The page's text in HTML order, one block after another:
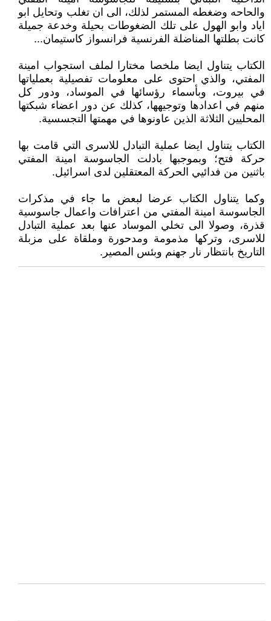
والحاحه وضغطه المستمر لذلك، الى ان تغلب وتحايل ابو
اياد وابو الهول على تلك الضغوطات بحيلة وخدعة جميلة
كانت بطلتها المناضلة الفرنسية فرانسواز كاستيمان...
الكتاب يتناول ايضا ملخصا مختارا لملف استجواب امينة
المفتي، والذي احتوى على معلومات تفصيلية بعملياتها
في بيروت، وبأسماء رؤسائها في الموساد، ودور كل
منهم في اعدادها وتوجيهها، كذلك عن دور اعضاء شبكتها
المحليين الثلاثة الذين عاونوها في مهمتها التجسسية.
الكتاب يتناول ايضا عملية التبادل للاسرى التي قامت بها
حركة فتح؛ وبموجبها بادلت الجاسوسة امينة المفتي
باثنين من فدائيي الحركة المعتقلين لدى اسرائيل.
وكما يتناول الكتاب عرضا لبعض ما جاء في مذكرات
الجاسوسة امينة المفتي من اعترافات واعمال جاسوسية
قذرة، وصولا الى تخلي الموساد عنها بعد عملية التبادل
للاسرى، وتركها مذمومة ومدحورة وملقاة على مزبلة
التاريخ بانتظار نار جهنم وبئس المصير.